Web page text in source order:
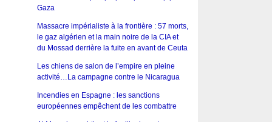
Gaza
Massacre impérialiste à la frontière : 57 morts,
le gaz algérien et la main noire de la CIA et
du Mossad derrière la fuite en avant de Ceuta
Les chiens de salon de l’empire en pleine
activité…La campagne contre le Nicaragua
Incendies en Espagne : les sanctions
européennes empêchent de les combattre